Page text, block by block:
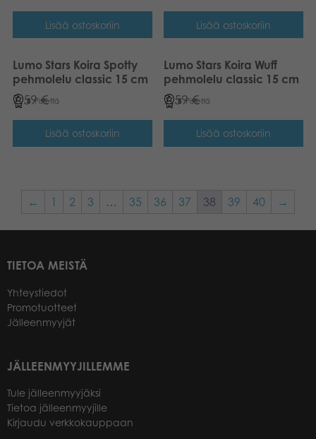
Lisää ostoskoriin Lisää ostoskoriin
Lumo Stars Koira Spotty
pehmolelu classic 15 cm
7,59€
8 Pistettä
Lisää ostoskoriin
Lumo Stars Koira Wuff
pehmolelu classic 15 cm
7,59€
8 Pistettä
Lisää ostoskoriin
← 1 2 3 … 35 36 37 38 39 40 →
TIETOA MEISTÄ
Yhteystiedot
Promotuotteet
Jälleenmyyjät
JÄLLEENMYYJILLEMME
Tule jälleenmyyjäksi
Tietoa jälleenmyyjille
Kirjaudu verkkokauppaan